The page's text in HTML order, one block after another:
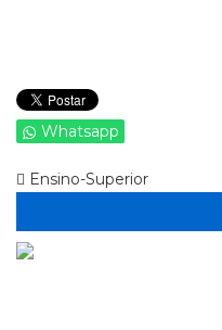
Whatsapp
Ensino-Superior